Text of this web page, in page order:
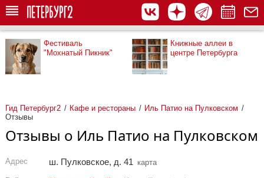
Фестиваль
"Мохнатый Пикник"
Книжные аллеи в
центре Петербурга
Гид Петербург2 Кафе и рестораны
Иль Патио на Пулковском
Отзывы
Отзывы о Иль Патио на Пулковском
Адрес ш. Пулковское, д. 41 карта